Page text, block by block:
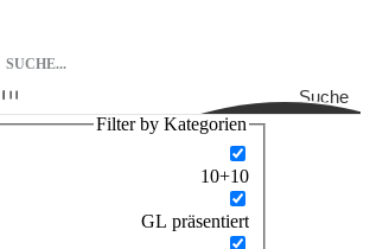
Suche
Filter by Kategorien
10+10
GL präsentiert